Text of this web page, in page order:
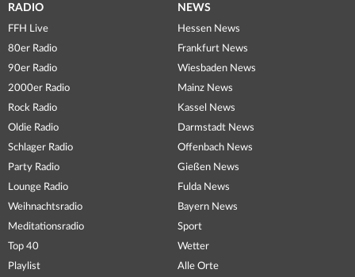
RADIO
FFH Live
80er Radio
90er Radio
2000er Radio
Rock Radio
Oldie Radio
Schlager Radio
Party Radio
Lounge Radio
Weihnachtsradio
Meditationsradio
Top 40
Playlist
NEWS
Hessen News
Frankfurt News
Wiesbaden News
Mainz News
Kassel News
Darmstadt News
Offenbach News
Gießen News
Fulda News
Bayern News
Sport
Wetter
Alle Orte